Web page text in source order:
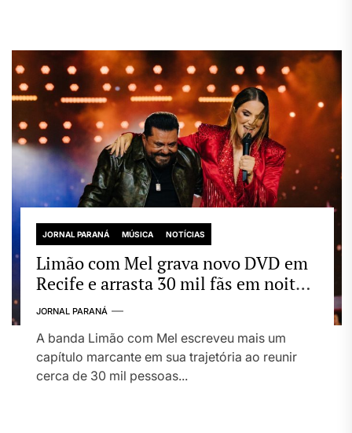
JORNAL PARANÁ MÚSICA NOTÍCIAS
Limão com Mel grava novo DVD em
Recife e arrasta 30 mil fãs em noite
histórica para o forró
JORNAL PARANÁ
A banda Limão com Mel escreveu mais um
capítulo marcante em sua trajetória ao reunir
cerca de 30 mil pessoas...